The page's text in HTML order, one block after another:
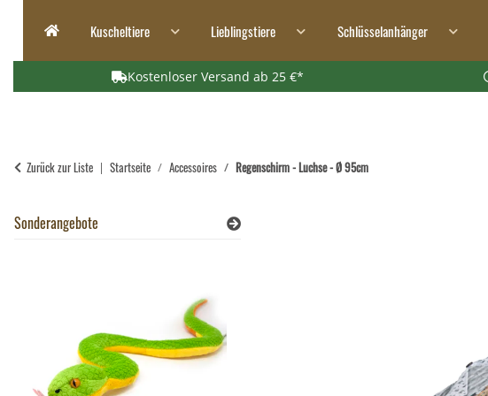
Kuscheltiere Lieblingstiere Schlüsselanhänger
Kostenloser Versand ab 25 €*
Zurück zur Liste Startseite Accessoires Regenschirm - Luchse - Ø 95cm
Sonderangebote